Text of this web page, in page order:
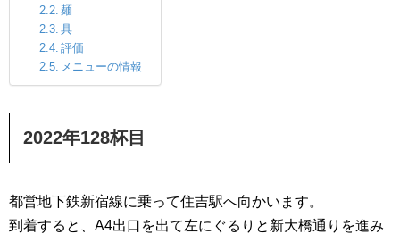
麺
具
評価
メニューの情報
2022年128杯目
都営地下鉄新宿線に乗って住吉駅へ向かいます。
到着すると、A4出口を出て左にぐるりと新大橋通りを進み